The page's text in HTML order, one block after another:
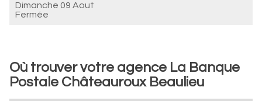
Dimanche 09 Aout
Fermée
Où trouver votre agence La Banque
Postale Châteauroux Beaulieu